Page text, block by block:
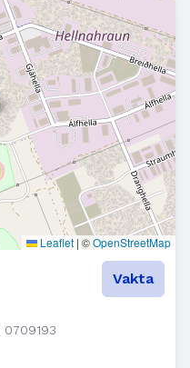
Leaflet | ©OpenStreetMap
Vakta
0709193